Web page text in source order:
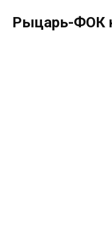
Рыцарь-ФОК